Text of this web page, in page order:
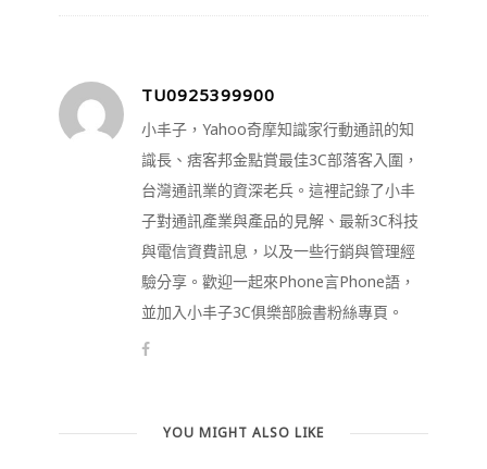
TU0925399900
小丰子，Yahoo奇摩知識家行動通訊的知
識長、痞客邦金點賞最佳3C部落客入圍，
台灣通訊業的資深老兵。這裡記錄了小丰
子對通訊產業與產品的見解、最新3C科技
與電信資費訊息，以及一些行銷與管理經
驗分享。歡迎一起來Phone言Phone語，
並加入小丰子3C俱樂部臉書粉絲專頁。
YOU MIGHT ALSO LIKE